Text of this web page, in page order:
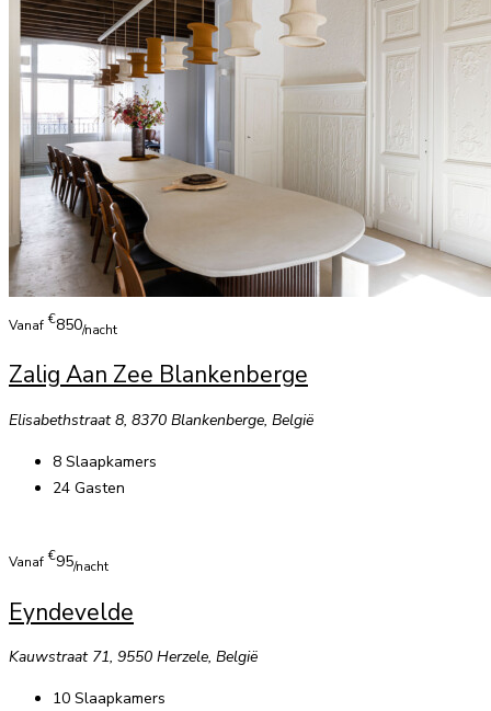
Vanaf €850/nacht
Zalig Aan Zee Blankenberge
Elisabethstraat 8, 8370 Blankenberge, België
8 Slaapkamers
24 Gasten
Vanaf €95/nacht
Eyndevelde
Kauwstraat 71, 9550 Herzele, België
10 Slaapkamers